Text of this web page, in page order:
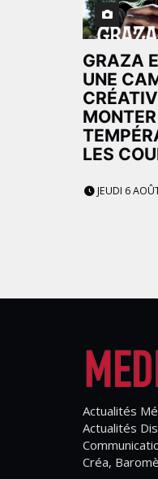
GRAZA
UNE
LES
JEUDI 6
Actualités
Actualités
Créa,